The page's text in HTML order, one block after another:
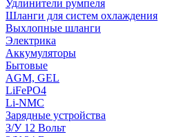
Удлинители румпеля
Шланги для систем охлаждения
Выхлопные шланги
Электрика
Аккумуляторы
Бытовые
AGM, GEL
LiFePO4
Li-NMC
Зарядные устройства
З/У 12 Вольт